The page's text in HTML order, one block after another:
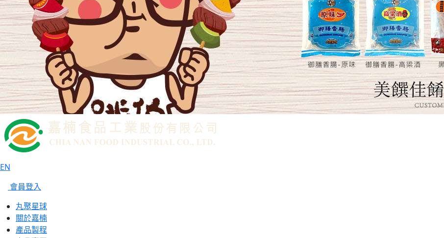
EN
會員登入
丸聚星球
關於嘉楠
產品製程